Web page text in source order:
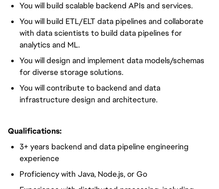
You will build scalable backend APIs and services.
You will build ETL/ELT data pipelines and collaborate
with data scientists to build data pipelines for
analytics and ML.
You will design and implement data models/schemas
for diverse storage solutions.
You will contribute to backend and data
infrastructure design and architecture.
Qualifications:
3+ years backend and data pipeline engineering
experience
Proficiency with Java, Node.js, or Go